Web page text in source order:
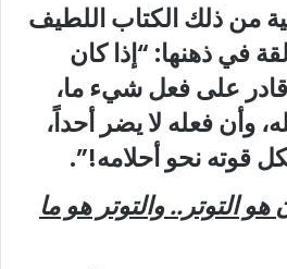
من ذلك الكتاب اللطيف
في ذهنها: “إذا كان
على فعل شيء ما،
وأن فعله لا يضر أحداً،
قوته نحو أحلامه!”.
هو التوتر.. والتوتر هو ما